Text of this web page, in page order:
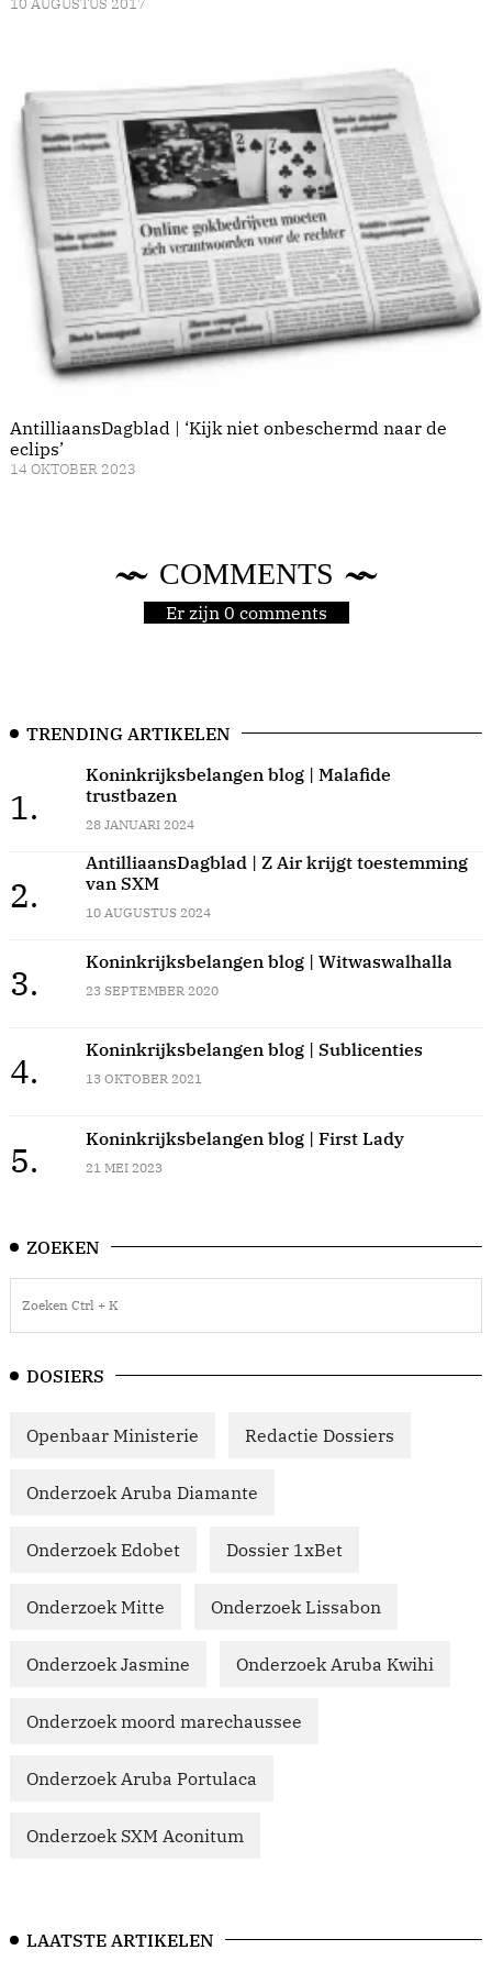
10 AUGUSTUS 2017
AntilliaansDagblad | ‘Kijk niet onbeschermd naar de
eclips’
14 OKTOBER 2023
COMMENTS
Er zijn 0 comments
TRENDING ARTIKELEN
1.
Koninkrijksbelangen blog | Malafide
trustbazen
28 JANUARI 2024
2.
AntilliaansDagblad | Z Air krijgt toestemming
van SXM
10 AUGUSTUS 2024
3.
Koninkrijksbelangen blog | Witwaswalhalla
23 SEPTEMBER 2020
4.
Koninkrijksbelangen blog | Sublicenties
13 OKTOBER 2021
5.
Koninkrijksbelangen blog | First Lady
21 MEI 2023
ZOEKEN
DOSIERS
Openbaar Ministerie Redactie Dossiers
Onderzoek Aruba Diamante
Onderzoek Edobet Dossier 1xBet
Onderzoek Mitte Onderzoek Lissabon
Onderzoek Jasmine Onderzoek Aruba Kwihi
Onderzoek moord marechaussee
Onderzoek Aruba Portulaca
Onderzoek SXM Aconitum
LAATSTE ARTIKELEN